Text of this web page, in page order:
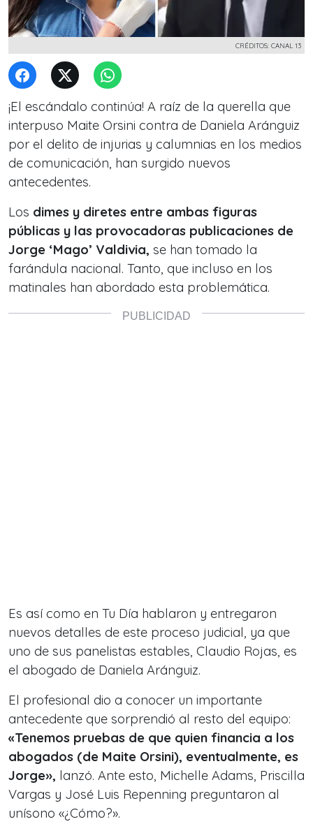
CRÉDITOS: CANAL 13
¡El escándalo continúa! A raíz de la querella que
interpuso Maite Orsini contra de Daniela Aránguiz
por el delito de injurias y calumnias en los medios
de comunicación, han surgido nuevos
antecedentes.
Los dimes y diretes entre ambas figuras
públicas y las provocadoras publicaciones de
Jorge ‘Mago’ Valdivia, se han tomado la
farándula nacional. Tanto, que incluso en los
matinales han abordado esta problemática.
Es así como en Tu Día hablaron y entregaron
nuevos detalles de este proceso judicial, ya que
uno de sus panelistas estables, Claudio Rojas, es
el abogado de Daniela Aránguiz.
El profesional dio a conocer un importante
antecedente que sorprendió al resto del equipo:
«Tenemos pruebas de que quien financia a los
abogados (de Maite Orsini), eventualmente, es
Jorge», lanzó. Ante esto, Michelle Adams, Priscilla
Vargas y José Luis Repenning preguntaron al
unísono «¿Cómo?».